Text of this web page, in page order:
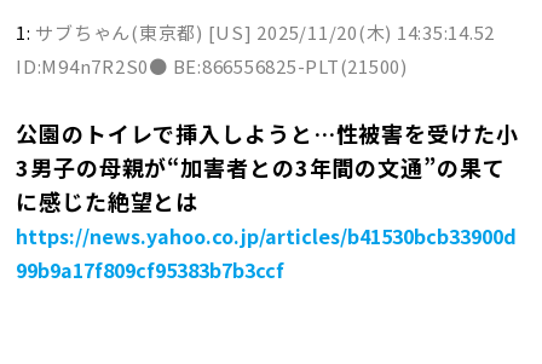
1: サブちゃん(東京都) [US] 2025/11/20(木) 14:35:14.52
ID:M94n7R2S0● BE:866556825-PLT(21500)
公園のトイレで挿入しようと…性被害を受けた小
3男子の母親が“加害者との3年間の文通”の果て
に感じた絶望とは
https://news.yahoo.co.jp/articles/b41530bcb33900d
99b9a17f809cf95383b7b3ccf